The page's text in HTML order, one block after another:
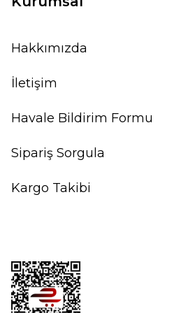
Hakkımızda
İletişim
Havale Bildirim Formu
Sipariş Sorgula
Kargo Takibi